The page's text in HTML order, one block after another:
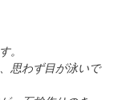
。
思わず目が泳いで